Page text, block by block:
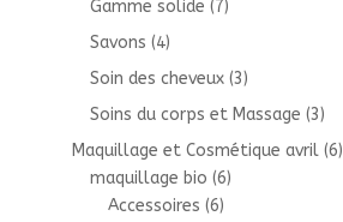
Gamme solide (7)
Savons (4)
Soin des cheveux (3)
Soins du corps et Massage (3)
Maquillage et Cosmétique avril (6)
maquillage bio (6)
Accessoires (6)